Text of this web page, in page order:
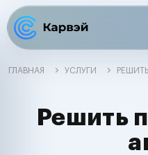
ГЛАВНАЯ УСЛУГИ
Решить